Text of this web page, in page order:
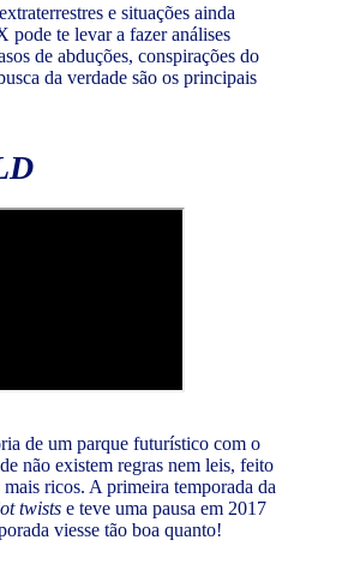
e situações ainda
te levar a fazer análises
de abduções, conspirações do
da verdade são os principais
de um parque futurístico com o
não existem regras nem leis, feito
ricos. A primeira temporada da
twists e teve uma pausa em 2017
viesse tão boa quanto!